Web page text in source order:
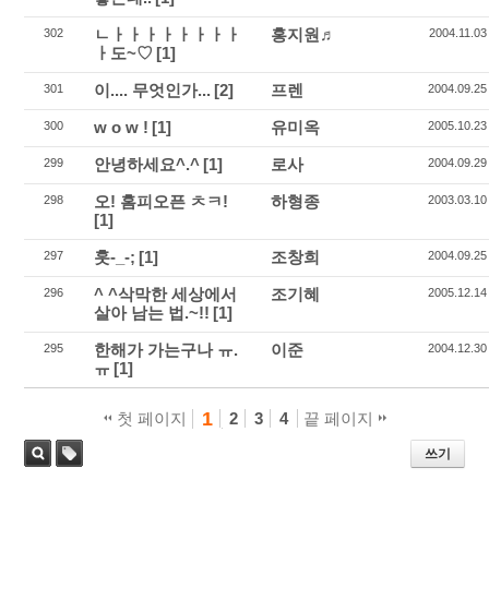
302
ㄴㅏㅏㅏㅏㅏㅏㅏㅏ
ㅏ도~♡ [1]
홍지원♬ 2004.11.03
301 이.... 무엇인가... [2] 프렌 2004.09.25
300 w o w ! [1] 유미옥 2005.10.23
299 안녕하세요^.^ [1] 로사 2004.09.29
298
오! 홈피오픈 ㅊㅋ!
[1]
하형종 2003.03.10
297 훗-_-; [1] 조창희 2004.09.25
296
^ ^삭막한 세상에서
살아 남는 법.~!! [1]
조기혜 2005.12.14
295
한해가 가는구나 ㅠ.
ㅠ [1]
이준 2004.12.30
첫 페이지 1 2 3 4 끝 페이지
쓰기